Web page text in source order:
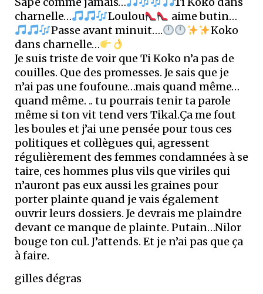
charnelle…
Loulou
aime butin…
Passe avant minuit….
Koko
dans charnelle…
Je suis triste de voir que Ti Koko n’a pas de
couilles. Que des promesses. Je sais que je
n’ai pas une foufoune…mais quand même…
quand même. .. tu pourrais tenir ta parole
même si ton vit tend vers Tikal.Ça me fout
les boules et j’ai une pensée pour tous ces
politiques et collègues qui, agressent
régulièrement des femmes condamnées à se
taire, ces hommes plus vils que viriles qui
n’auront pas eux aussi les graines pour
porter plainte quand je vais également
ouvrir leurs dossiers. Je devrais me plaindre
devant ce manque de plainte. Putain…Nilor
bouge ton cul. J’attends. Et je n’ai pas que ça
à faire.
gilles dégras